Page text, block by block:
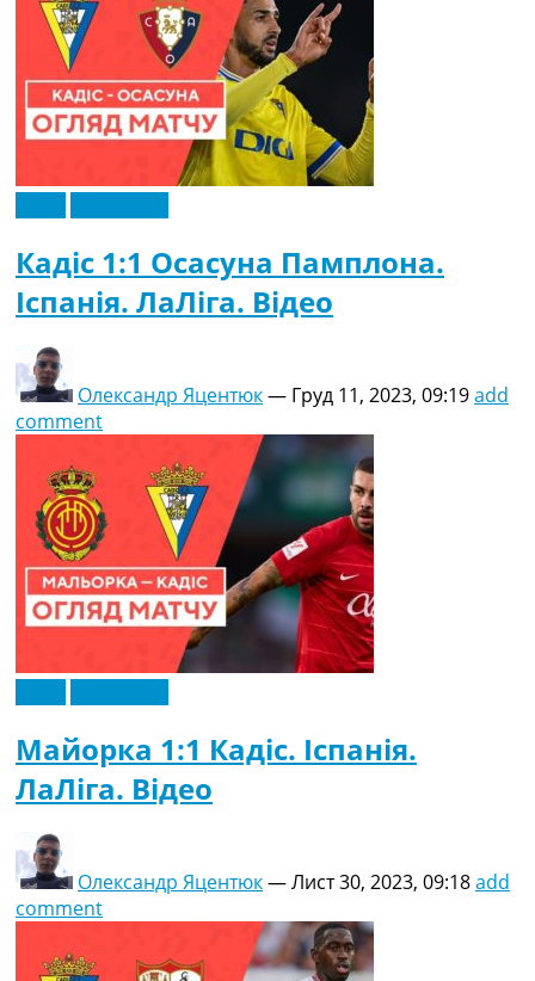
Кадіс 1:1 Осасуна Памплона.
Іспанія. ЛаЛіга. Відео
Олександр Яцентюк— Груд 11, 2023, 09:19add
comment
Майорка 1:1 Кадіс. Іспанія.
ЛаЛіга. Відео
Олександр Яцентюк—Лист 30, 2023, 09:18add
comment